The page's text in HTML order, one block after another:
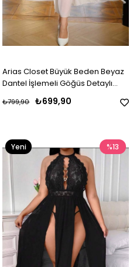
Arias Closet Büyük Beden Beyaz
Dantel İşlemeli Göğüs Detaylı
₺699,90
₺799,90
%13
Yeni